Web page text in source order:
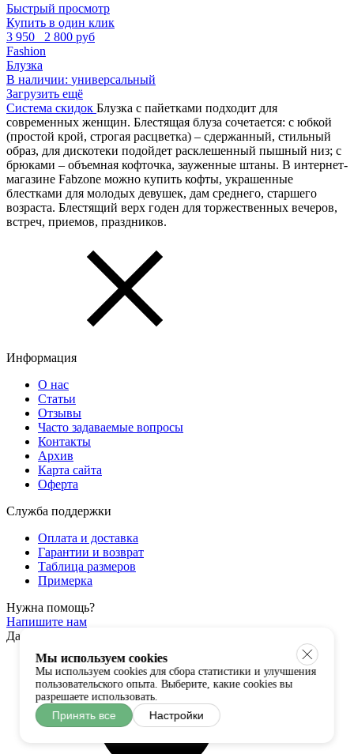
Быстрый просмотр
Купить в один клик
3 950
2 800 руб
Fashion
Блузка
В наличии: универсальный
Загрузить ещё
Система скидок Блузка с пайетками подходит для
современных женщин. Блестящая блуза сочетается: с юбкой
(простой крой, строгая расцветка) – сдержанный, стильный
образ, для дискотеки подойдет расклешенный пышный низ; с
брюками – объемная кофточка, зауженные штаны. В интернет-
магазине Fabzone можно купить кофты, украшенные
блестками для молодых девушек, дам среднего, старшего
возраста. Блестящий верх годен для торжественных вечеров,
встреч, приемов, праздников.
Информация
О нас
Статьи
Отзывы
Часто задаваемые вопросы
Контакты
Архив
Карта сайта
Оферта
Служба поддержки
Оплата и доставка
Гарантии и возврат
Таблица размеров
Примерка
Нужна помощь?
Напишите нам
Давайте дружить
Мы используем cookies
Мы используем cookies для сбора статистики и улучшения
пользовательского опыта. Выберите, какие cookies вы
разрешаете использовать.
Принять все Настройки